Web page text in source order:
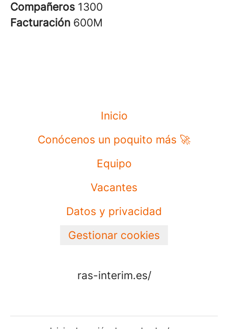
Compañeros 1300
Facturación 600M
Inicio
Conócenos un poquito más 🚀
Equipo
Vacantes
Datos y privacidad
Gestionar cookies
ras-interim.es/